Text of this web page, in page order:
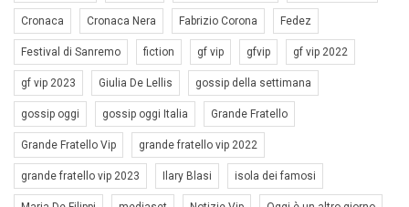
Cronaca Cronaca Nera Fabrizio Corona Fedez
Festival di Sanremo fiction gf vip gfvip gf vip 2022
gf vip 2023 Giulia De Lellis gossip della settimana
gossip oggi gossip oggi Italia Grande Fratello
Grande Fratello Vip grande fratello vip 2022
grande fratello vip 2023 Ilary Blasi isola dei famosi